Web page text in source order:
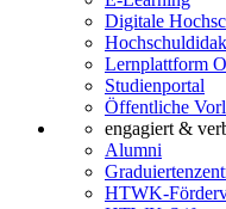
Digitale
Lernplattform
Studienportal
Öffentliche
engagiert &
Alumni
HTWK-